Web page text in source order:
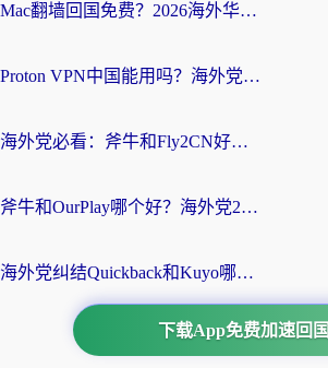
Mac翻墙回国免费？2026海外华人亲测：从CCTV5直播到国内APP，这样选加速器才靠谱
Proton VPN中国能用吗？海外党选回国加速器的避坑指南（附番茄加速器实测）
海外党必看：斧牛和Fly2CN好用吗？3招教你选对回国加速器（附免费试用攻略）
斧牛和OurPlay哪个好？海外党2026亲测：选对加速器，国内资源秒加载
海外党纠结Quickback和Kuyo哪个好？选对回国加速器才能无缝刷国内资源
下载App免费加速回国